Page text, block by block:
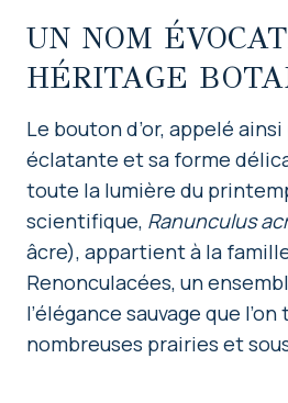
UN NOM
HÉRITAGE
Le bouton d’or, appelé
éclatante et sa forme
toute la lumière du
scientifique, Ranunculus
âcre), appartient à la
Renonculacées, un
l’élégance sauvage que
nombreuses prairies et